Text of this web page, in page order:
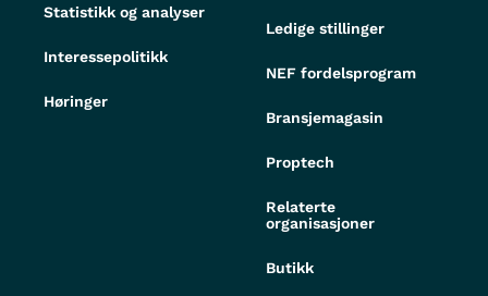
Statistikk og analyser
Interessepolitikk
Høringer
Ledige stillinger
NEF fordelsprogram
Bransjemagasin
Proptech
Relaterte
organisasjoner
Butikk